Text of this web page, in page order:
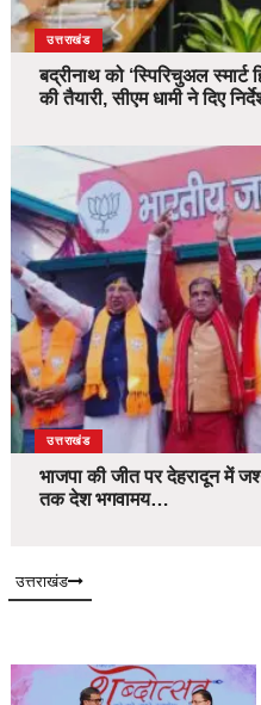
उत्तराखंड
बद्रीनाथ को ‘स्पिरिचुअल
की तैयारी, सीएम धामी ने दिए
उत्तराखंड
भाजपा की जीत पर देहरादून में
तक देश भगवामय…
उत्तराखंड